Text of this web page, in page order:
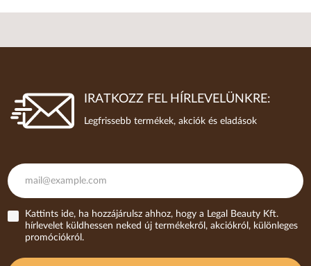
IRATKOZZ FEL HÍRLEVELÜNKRE:
Legfrissebb termékek, akciók és eladások
Kattints ide, ha hozzájárulsz ahhoz, hogy a Legal Beauty Kft.
hírlevelet küldhessen neked új termékekről, akciókról, különleges
promóciókról.